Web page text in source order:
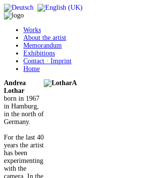
Works
About the artist
Memorandum
Exhibitions
Contact · Imprint
Home
Andrea
Lothar
born in 1967
in Hamburg,
in the north of
Germany.
For the last 40
years the artist
has been
experimenting
with the
camera. In the